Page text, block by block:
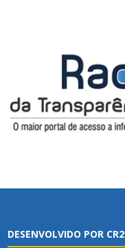
DESENVOLVIDO POR CR2